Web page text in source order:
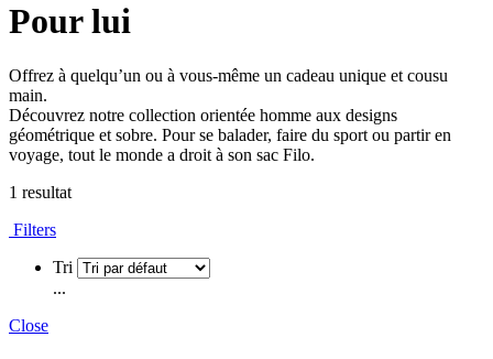
Pour lui
Offrez à quelqu’un ou à vous-même un cadeau unique et cousu
main.
Découvrez notre collection orientée homme aux designs
géométrique et sobre. Pour se balader, faire du sport ou partir en
voyage, tout le monde a droit à son sac Filo.
1 resultat
Filters
Tri
...
Close